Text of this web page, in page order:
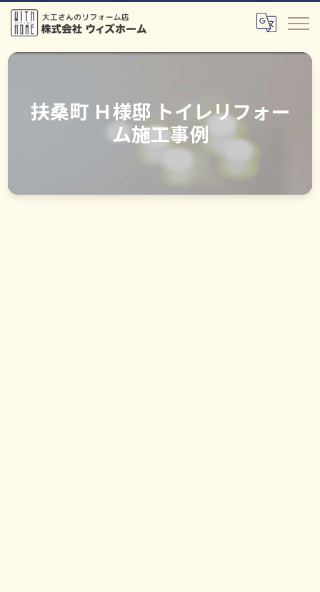
扶桑町 Ｈ様邸 トイレリフォー
ム施工事例